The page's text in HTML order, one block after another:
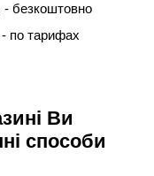
- безкоштовно
по тарифах
Ви
способи